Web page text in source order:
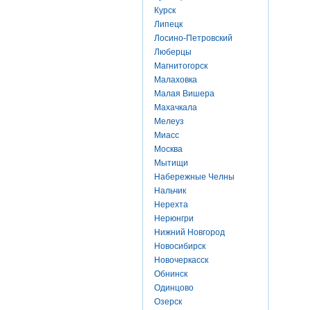
Курск
Липецк
Лосино-Петровский
Люберцы
Магнитогорск
Малаховка
Малая Вишера
Махачкала
Мелеуз
Миасс
Москва
Мытищи
Набережные Челны
Нальчик
Нерехта
Нерюнгри
Нижний Новгород
Новосибирск
Новочеркасск
Обнинск
Одинцово
Озерск